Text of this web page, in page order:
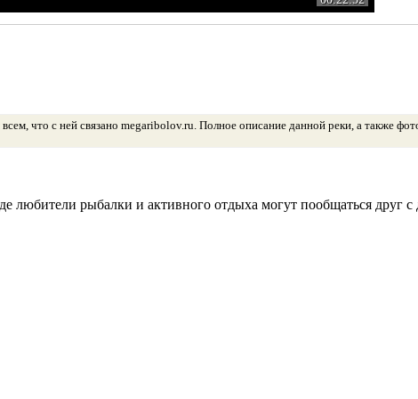
что с ней связано megaribolov.ru. Полное описание данной реки, а также
любители рыбалки и активного отдыха могут пообщаться друг с